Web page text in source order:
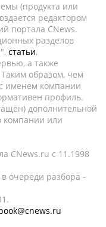
(продукта или
редактором
портала CNews.
разделов
статьи,
а также
образом, чем
именем компании
профиль.
дополнительной
компании или
CNews.ru c 11.1998
очереди разбора -